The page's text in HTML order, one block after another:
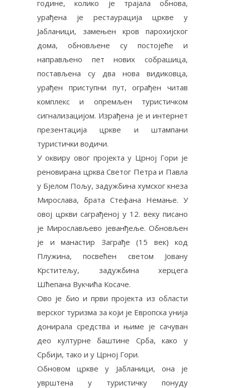
године, колико је трајала обнова,
урађена је рестаурација цркве у
Јабланици, замењен кров парохијског
дома, обновљене су постојеће и
направљено пет нових собрашица,
постављена су два нова видиковца,
урађен приступни пут, ограђен читав
комплекс и опремљен туристичком
сигнализацијом. Израђена је и интернет
презентација цркве и штампани
туристички водичи.
У оквиру овог пројекта у Црној Гори је
реновирана црква Светог Петра и Павла
у Бјелом Пољу, задужбина хумског кнеза
Мирослава, брата Стефана Немање. У
овој цркви саграђеној у 12. веку писано
је Мирослављево јеванђеље. Обновљен
је и манастир Заграђе (15 век) код
Плужина, посвећен светом Јовану
Крститељу, задужбина херцега
Шћепана Вукчића Косаче.
Ово је био и први пројекта из области
верског туризма за који је Европска унија
донирала средства и њиме је сачуван
део културне баштине Срба, како у
Србији, тако и у Црној Гори.
Обновом цркве у Јабланици, она је
уврштена у туристичку понуду